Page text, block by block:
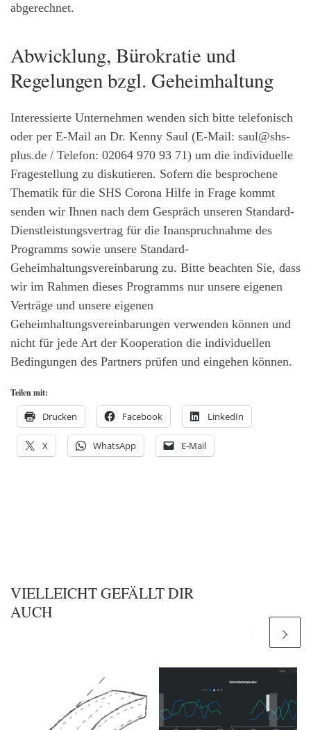
abgerechnet.
Abwicklung, Bürokratie und
Regelungen bzgl. Geheimhaltung
Interessierte Unternehmen wenden sich bitte telefonisch
oder per E-Mail an Dr. Kenny Saul (E-Mail: saul@shs-
plus.de / Telefon: 02064 970 93 71) um die individuelle
Fragestellung zu diskutieren. Sofern die besprochene
Thematik für die SHS Corona Hilfe in Frage kommt
senden wir Ihnen nach dem Gespräch unseren Standard-
Dienstleistungsvertrag für die Inanspruchnahme des
Programms sowie unsere Standard-
Geheimhaltungsvereinbarung zu. Bitte beachten Sie, dass
wir im Rahmen dieses Programms nur unsere eigenen
Verträge und unsere eigenen
Geheimhaltungsvereinbarungen verwenden können und
nicht für jede Art der Kooperation die individuellen
Bedingungen des Partners prüfen und eingehen können.
Teilen mit:
Drucken Facebook LinkedIn
X WhatsApp E-Mail
VIELLEICHT GEFÄLLT DIR
AUCH